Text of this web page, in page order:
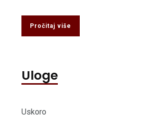
Pročitaj više
Uloge
Uskoro